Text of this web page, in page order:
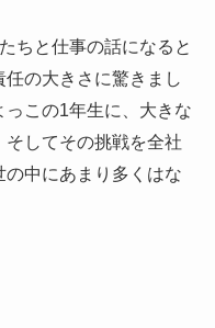
ちと仕事の話になると
の大きさに驚きまし
この1年生に、大きな
してその挑戦を全社
中にあまり多くはな